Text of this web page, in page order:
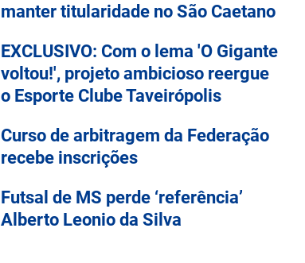
manter titularidade no São Caetano
EXCLUSIVO: Com o lema 'O Gigante
voltou!', projeto ambicioso reergue
o Esporte Clube Taveirópolis
Curso de arbitragem da Federação
recebe inscrições
Futsal de MS perde ‘referência’
Alberto Leonio da Silva